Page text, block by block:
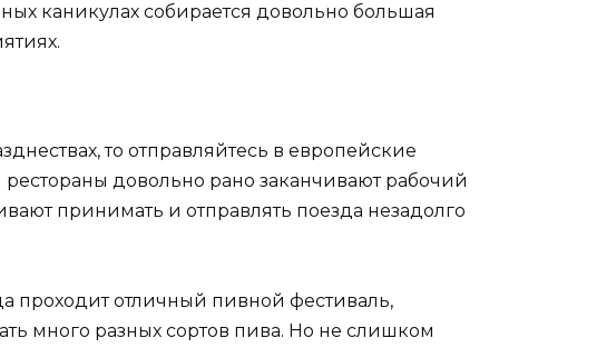
каникулах собирается довольно большая
то отправляйтесь в европейские
довольно рано заканчивают рабочий
принимать и отправлять поезда незадолго
проходит отличный пивной фестиваль,
много разных сортов пива. Но не слишком